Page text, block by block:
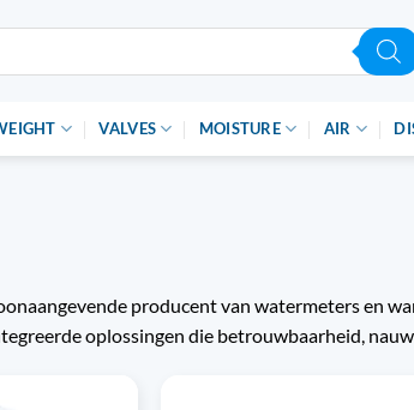
VALVES MOISTURE AIR
producent van watermeters en
oplossingen die betrouwbaarheid,